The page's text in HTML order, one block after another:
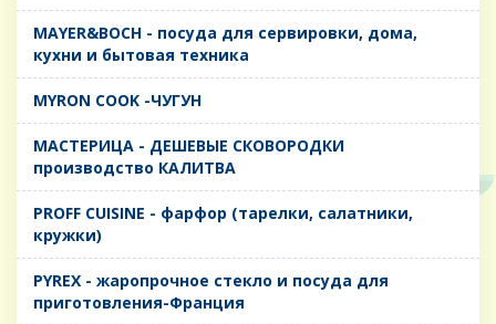
MAYER&BOCH - посуда для сервировки, дома,
кухни и бытовая техника
MYRON COOK -ЧУГУН
MАСТЕРИЦА - ДЕШЕВЫЕ СКОВОРОДКИ
производство КАЛИТВА
PROFF CUISINE - фарфор (тарелки, салатники,
кружки)
PYREX - жаропрочное стекло и посуда для
приготовления-Франция